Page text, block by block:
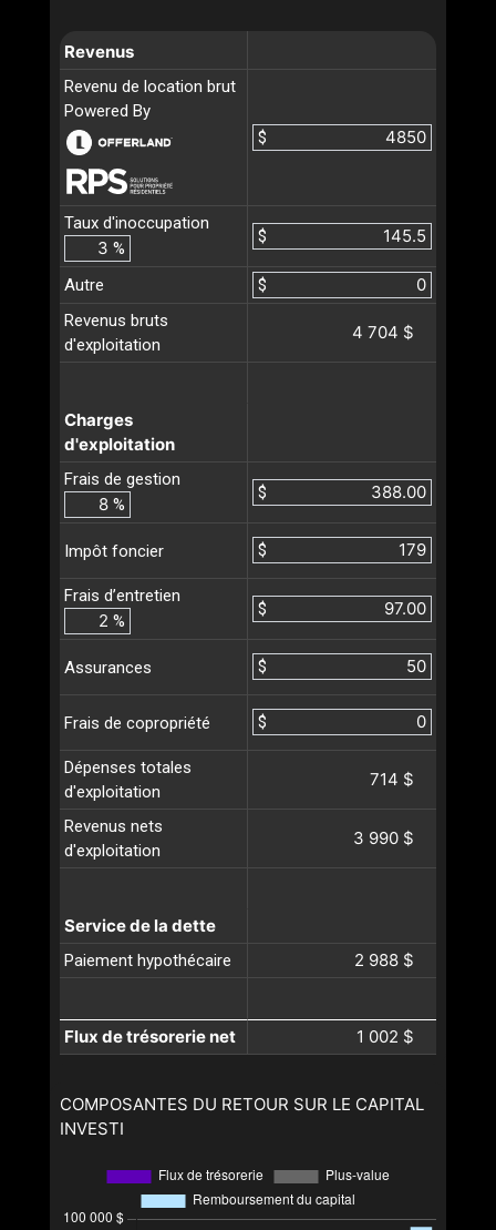
Revenus
Revenu de location brut
Powered By
$
Taux d'inoccupation
%
$
Autre
$
Revenus bruts
d'exploitation
4 704 $
Charges
d'exploitation
Frais de gestion
%
$
Impôt foncier $
Frais d’entretien
%
$
Assurances $
Frais de copropriété $
Dépenses totales
d'exploitation
714 $
Revenus nets
d'exploitation
3 990 $
Service de la dette
Paiement hypothécaire 2 988 $
Flux de trésorerie net 1 002 $
COMPOSANTES DU RETOUR SUR LE CAPITAL
INVESTI